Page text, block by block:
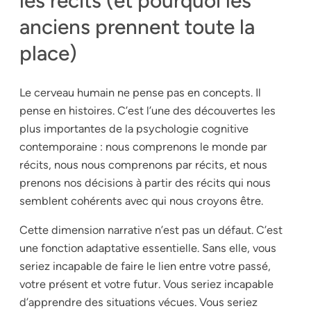
anciens prennent toute la
place)
Le cerveau humain ne pense pas en concepts. Il
pense en histoires. C’est l’une des découvertes les
plus importantes de la psychologie cognitive
contemporaine : nous comprenons le monde par
récits, nous nous comprenons par récits, et nous
prenons nos décisions à partir des récits qui nous
semblent cohérents avec qui nous croyons être.
Cette dimension narrative n’est pas un défaut. C’est
une fonction adaptative essentielle. Sans elle, vous
seriez incapable de faire le lien entre votre passé,
votre présent et votre futur. Vous seriez incapable
d’apprendre des situations vécues. Vous seriez